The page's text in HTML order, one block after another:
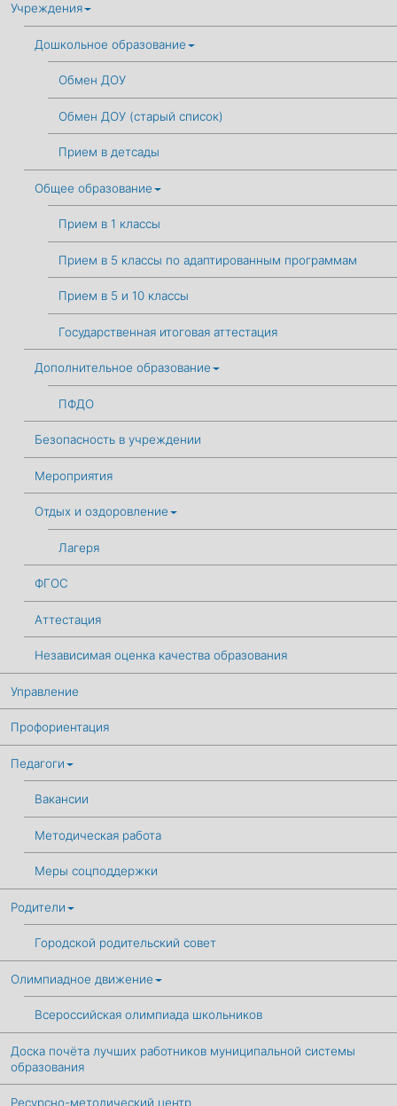
Учреждения
Дошкольное образование
Обмен ДОУ
Обмен ДОУ (старый список)
Прием в детсады
Общее образование
Прием в 1 классы
Прием в 5 классы по адаптированным программам
Прием в 5 и 10 классы
Государственная итоговая аттестация
Дополнительное образование
ПФДО
Безопасность в учреждении
Мероприятия
Отдых и оздоровление
Лагеря
ФГОС
Аттестация
Независимая оценка качества образования
Управление
Профориентация
Педагоги
Вакансии
Методическая работа
Меры соцподдержки
Родители
Городской родительский совет
Олимпиадное движение
Всероссийская олимпиада школьников
Доска почёта лучших работников муниципальной системы
образования
Ресурсно-методический центр